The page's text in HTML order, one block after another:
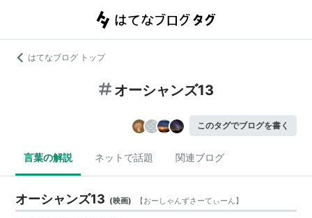
はてなブログ トップ
オーシャンズ13
このタグでブログを書く
言葉の解説 ネットで話題 関連ブログ
オーシャンズ13 (映画) 【おーしゃんずさーてぃーん】